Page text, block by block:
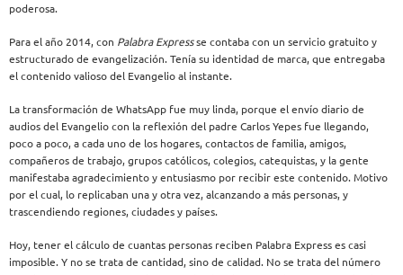
poderosa.
Para el año 2014, con Palabra Expressse contaba con un servicio gratuito y
estructurado de evangelización. Tenía su identidad de marca, que entregaba
el contenido valioso del Evangelio al instante.
La transformación de WhatsApp fue muy linda, porque el envío diario de
audios del Evangelio con la reflexión del padre Carlos Yepes fue llegando,
poco a poco, a cada uno de los hogares, contactos de familia, amigos,
compañeros de trabajo, grupos católicos, colegios, catequistas, y la gente
manifestaba agradecimiento y entusiasmo por recibir este contenido. Motivo
por el cual, lo replicaban una y otra vez, alcanzando a más personas, y
trascendiendo regiones, ciudades y países.
Hoy, tener el cálculo de cuantas personas reciben Palabra Express es casi
imposible. Y no se trata de cantidad, sino de calidad. No se trata del número